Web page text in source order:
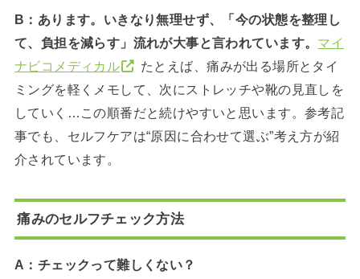
B：あります。いきなり無理せず、「今の状態を整理し
て、負担を減らす」流れが大事と言われています。 マイ
ナビコメディカル
たとえば、痛みが出る場所とタイ
ミングを軽くメモして、次にストレッチや靴の見直しを
していく…この順番だと続けやすいと思います。参考記
事でも、セルフケアは“原因に合わせて選ぶ”考え方が紹
介されています。
痛みのセルフチェック方法
A：チェックって難しくない？